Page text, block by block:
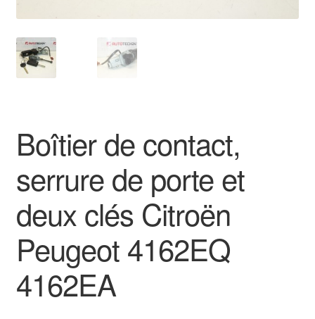
Politique de confidentialité
Procédure de Réclamation
Boîtier de contact,
serrure de porte et
deux clés Citroën
Peugeot 4162EQ
4162EA